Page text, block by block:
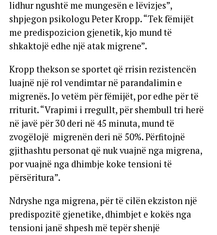
lidhur ngushtë me mungesën e lëvizjes”,
shpjegon psikologu Peter Kropp. “Tek fëmijët
me predispozicion gjenetik, kjo mund të
shkaktojë edhe një atak migrene”.
Kropp thekson se sportet që rrisin rezistencën
luajnë një rol vendimtar në parandalimin e
migrenës. Jo vetëm për fëmijët, por edhe për të
rriturit. “Vrapimi i rregullt, për shembull tri herë
në javë për 30 deri në 45 minuta, mund të
zvogëlojë migrenën deri në 50%. Përfitojnë
gjithashtu personat që nuk vuajnë nga migrena,
por vuajnë nga dhimbje koke tensioni të
përsëritura”.
Ndryshe nga migrena, për të cilën ekziston një
predispozitë gjenetike, dhimbjet e kokës nga
tensioni janë shpesh më tepër shenjë